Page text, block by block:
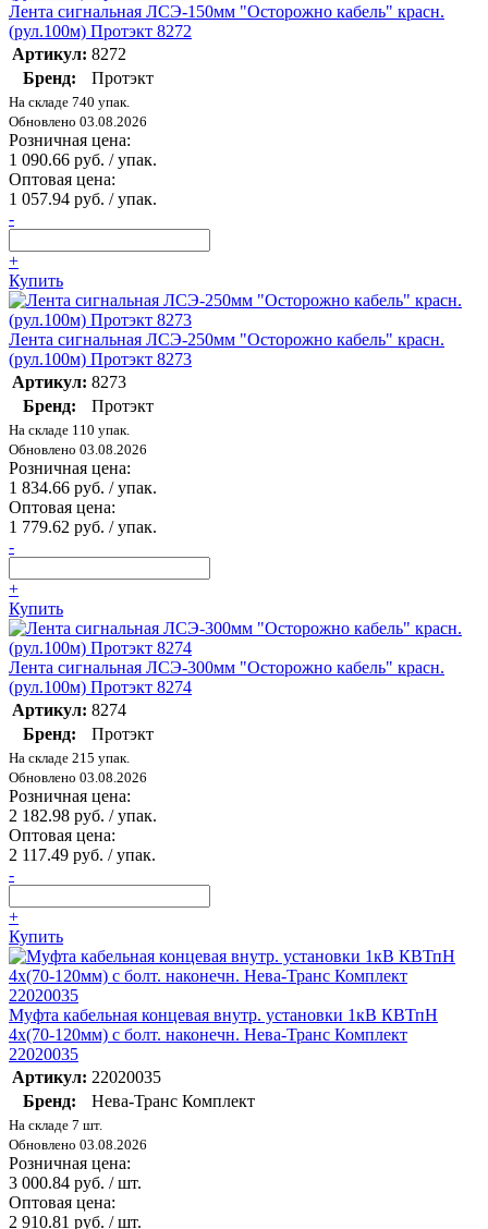
Лента сигнальная ЛСЭ-150мм "Осторожно кабель" красн.
(рул.100м) Протэкт 8272
Артикул: 8272
Бренд:
Протэкт
На складе 740 упак.
Обновлено 03.08.2026
Розничная цена:
1 090.66 руб. / упак.
Оптовая цена:
1 057.94 руб. / упак.
-
+
Купить
Лента сигнальная ЛСЭ-250мм "Осторожно кабель" красн.
(рул.100м) Протэкт 8273
Артикул: 8273
Бренд:
Протэкт
На складе 110 упак.
Обновлено 03.08.2026
Розничная цена:
1 834.66 руб. / упак.
Оптовая цена:
1 779.62 руб. / упак.
-
+
Купить
Лента сигнальная ЛСЭ-300мм "Осторожно кабель" красн.
(рул.100м) Протэкт 8274
Артикул: 8274
Бренд:
Протэкт
На складе 215 упак.
Обновлено 03.08.2026
Розничная цена:
2 182.98 руб. / упак.
Оптовая цена:
2 117.49 руб. / упак.
-
+
Купить
Муфта кабельная концевая внутр. установки 1кВ КВТпН
4х(70-120мм) с болт. наконечн. Нева-Транс Комплект
22020035
Артикул: 22020035
Бренд:
Нева-Транс Комплект
На складе 7 шт.
Обновлено 03.08.2026
Розничная цена:
3 000.84 руб. / шт.
Оптовая цена:
2 910.81 руб. / шт.